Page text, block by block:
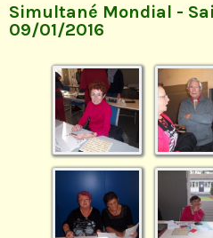
Simultané Mondial -
09/01/2016